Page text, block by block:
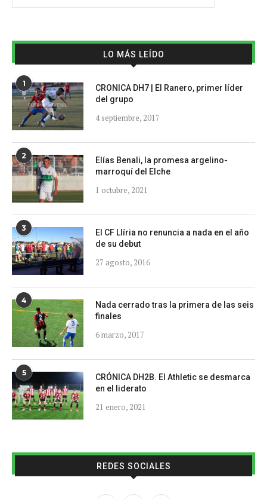
LO MÁS LEÍDO
1
CRONICA DH7 | El Ranero, primer líder
del grupo
4 septiembre, 2017
2
Elías Benali, la promesa argelino-
marroquí del Elche
1 octubre, 2021
3
El CF Llíria no renuncia a nada en el año
de su debut
27 agosto, 2016
4
Nada cerrado tras la primera de las seis
finales
6 marzo, 2017
5
CRÓNICA DH2B. El Athletic se desmarca
en el liderato
21 enero, 2021
REDES SOCIALES